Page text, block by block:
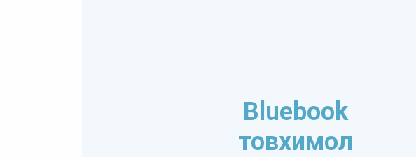
Bluebook
товхимол